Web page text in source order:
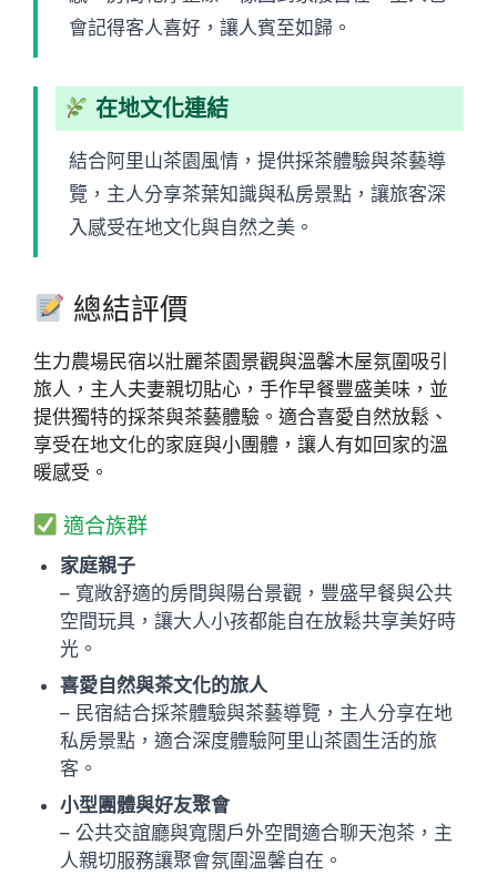
會記得客人喜好，讓人賓至如歸。
在地文化連結
結合阿里山茶園風情，提供採茶體驗與茶藝導
覽，主人分享茶葉知識與私房景點，讓旅客深
入感受在地文化與自然之美。
總結評價
生力農場民宿以壯麗茶園景觀與溫馨木屋氛圍吸引
旅人，主人夫妻親切貼心，手作早餐豐盛美味，並
提供獨特的採茶與茶藝體驗。適合喜愛自然放鬆、
享受在地文化的家庭與小團體，讓人有如回家的溫
暖感受。
適合族群
家庭親子
– 寬敞舒適的房間與陽台景觀，豐盛早餐與公共
空間玩具，讓大人小孩都能自在放鬆共享美好時
光。
喜愛自然與茶文化的旅人
– 民宿結合採茶體驗與茶藝導覽，主人分享在地
私房景點，適合深度體驗阿里山茶園生活的旅
客。
小型團體與好友聚會
– 公共交誼廳與寬闊戶外空間適合聊天泡茶，主
人親切服務讓聚會氛圍溫馨自在。